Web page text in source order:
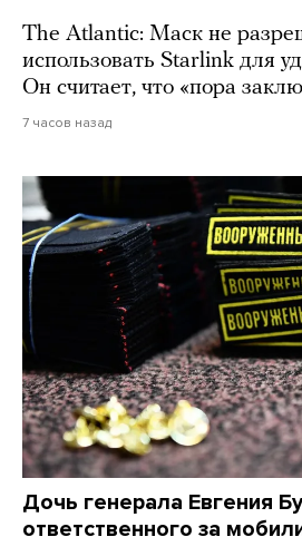
The Atlantic: Маск не
использовать Starlink для
Он считает, что «пора
7 часов назад
Дочь генерала Евгения
ответственного за